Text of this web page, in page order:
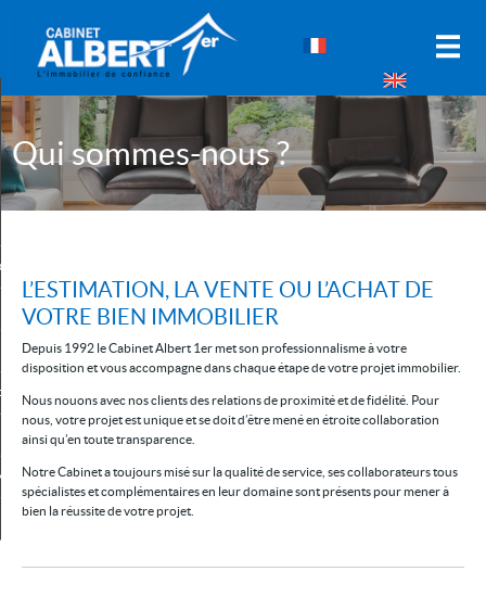
Accueil
Notre agence
Alerte-email
de commerce
Spécial investisseurs
Vendre
votre recherche
Estimation
sélection 0
Mon compte
Qui sommes-nous ?
L’ESTIMATION, LA VENTE OU L’ACHAT DE
VOTRE BIEN IMMOBILIER
Depuis 1992 le Cabinet Albert 1er met son professionnalisme à votre
disposition et vous accompagne dans chaque étape de votre projet immobilier.
Nous nouons avec nos clients des relations de proximité et de fidélité. Pour
nous, votre projet est unique et se doit d’être mené en étroite collaboration
ainsi qu’en toute transparence.
Notre Cabinet a toujours misé sur la qualité de service, ses collaborateurs tous
spécialistes et complémentaires en leur domaine sont présents pour mener à
bien la réussite de votre projet.